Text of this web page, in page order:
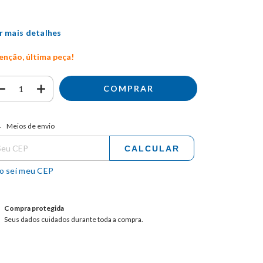
mais detalhes
última peça!
para o CEP:
Meios de envio
CALCULAR
sei meu CEP
Compra protegida
Seus dados cuidados durante toda a compra.